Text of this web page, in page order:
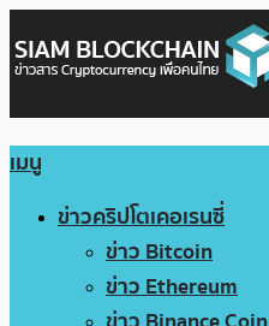
เมนู
ข่าวคริปโตเคอเรนซี่
ข่าว Bitcoin
ข่าว Ethereum